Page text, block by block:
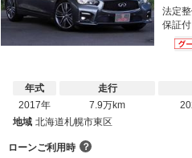
法定
保証
年式
2017年
走行
7.9万km
地域 北海道札幌市東区
ローンご利用時 ？